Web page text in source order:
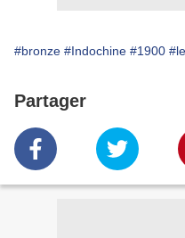
#bronze #Indochine #1900
Partager